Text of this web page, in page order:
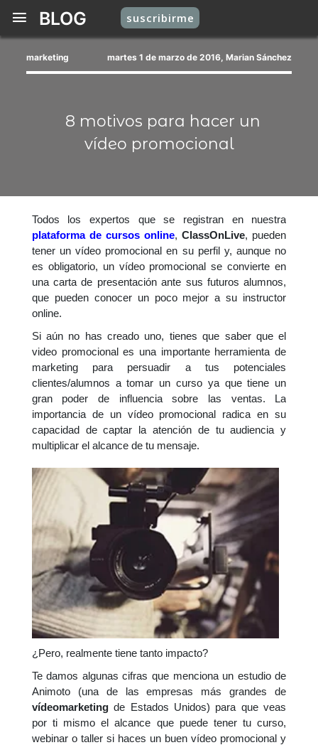
BLOG suscribirme
marketing martes 1 de marzo de 2016, Marian Sánchez
8 motivos para hacer un
vídeo promocional
Todos los expertos que se registran en nuestra
plataforma de cursos online,ClassOnLive, pueden
tener un vídeo promocional en su perfil y, aunque no
es obligatorio, un vídeo promocional se convierte en
una carta de presentación ante sus futuros alumnos,
que pueden conocer un poco mejor a su instructor
online.
Si aún no has creado uno, tienes que saber que el
video promocional es una importante herramienta de
marketing para persuadir a tus potenciales
clientes/alumnos a tomar un curso ya que tiene un
gran poder de influencia sobre las ventas. La
importancia de un vídeo promocional radica en su
capacidad de captar la atención de tu audiencia y
multiplicar el alcance de tu mensaje.
¿Pero, realmente tiene tanto impacto?
Te damos algunas cifras que menciona un estudio de
Animoto (una de las empresas más grandes de
vídeomarketingde Estados Unidos) para que veas
por ti mismo el alcance que puede tener tu curso,
webinar o taller si haces un buen vídeo promocional y